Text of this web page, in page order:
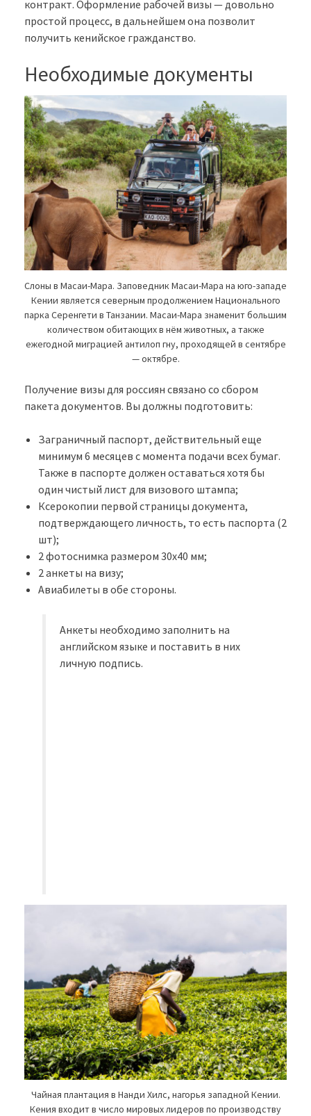
контракт. Оформление рабочей визы — довольно
простой процесс, в дальнейшем она позволит
получить кенийское гражданство.
Необходимые документы
Слоны в Масаи-Мара. Заповедник Масаи-Мара на юго-западе
Кении является северным продолжением Национального
парка Серенгети в Танзании. Масаи-Мара знаменит большим
количеством обитающих в нём животных, а также
ежегодной миграцией антилоп гну, проходящей в сентябре
— октябре.
Получение визы для россиян связано со сбором
пакета документов. Вы должны подготовить:
Заграничный паспорт, действительный еще
минимум 6 месяцев с момента подачи всех бумаг.
Также в паспорте должен оставаться хотя бы
один чистый лист для визового штампа;
Ксерокопии первой страницы документа,
подтверждающего личность, то есть паспорта (2
шт);
2 фотоснимка размером 30х40 мм;
2 анкеты на визу;
Авиабилеты в обе стороны.
Анкеты необходимо заполнить на
английском языке и поставить в них
личную подпись.
Чайная плантация в Нанди Хилс, нагорья западной Кении.
Кения входит в число мировых лидеров по производству